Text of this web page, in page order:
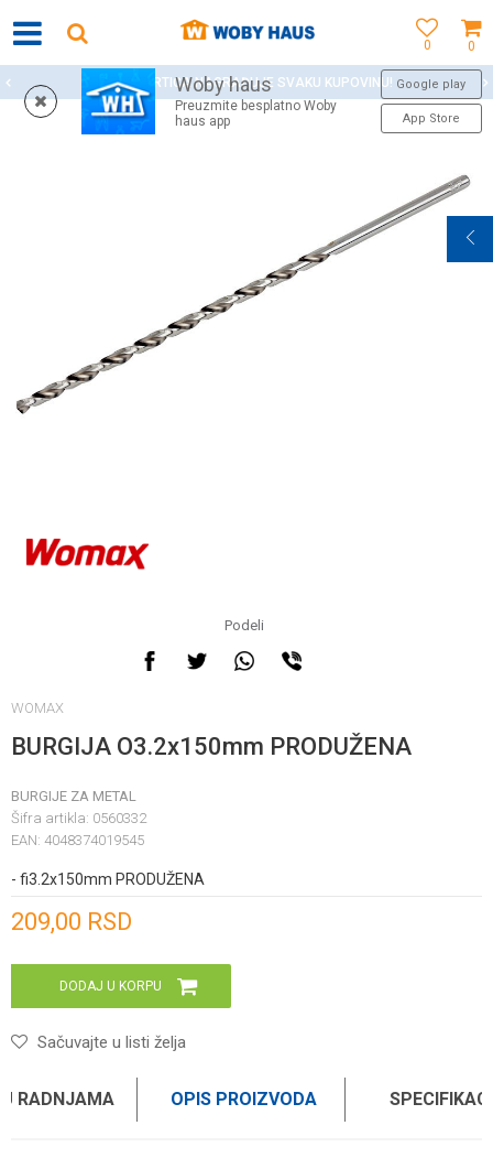
0
0
Woby haus
Preuzmite besplatno Woby
haus app
Google play
App Store
WOBY KARTICA NAGRAĐUJE SVAKU KUPOVINU!
Podeli
WOMAX
BURGIJA O3.2x150mm PRODUŽENA
BURGIJE ZA METAL
Šifra artikla: 0560332
EAN: 4048374019545
- fi3.2x150mm PRODUŽENA
209,00 RSD
DODAJ U KORPU
Sačuvajte u listi želja
RADNJAMA OPIS PROIZVODA